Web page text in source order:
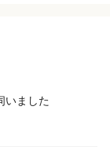
いました